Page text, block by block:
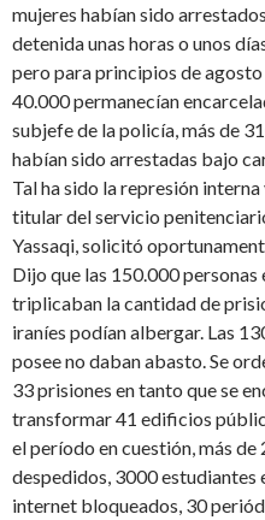
mujeres habían sido
detenida unas horas o unos
pero para principios de agosto
40.000 permanecían
subjefe de la policía, más de
habían sido arrestadas bajo
Tal ha sido la represión
titular del servicio
Yassaqi, solicitó
Dijo que las 150.000 personas
triplicaban la cantidad de
iraníes podían albergar. Las
posee no daban abasto. Se
33 prisiones en tanto que se
transformar 41 edificios
el período en cuestión, más
despedidos, 3000 estudiantes
internet bloqueados, 30